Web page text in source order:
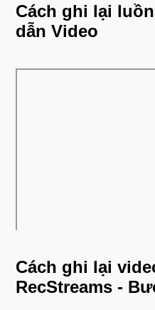
Cách ghi lại
dẫn Video
Cách ghi lại
RecStreams -